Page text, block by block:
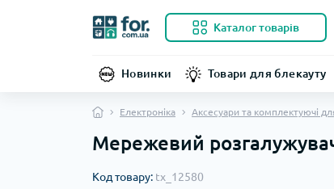
Каталог товарів
Новинки Товари для блекауту
Електроніка Аксесуари та комплектуючі
Мережевий
Код товару: tx_12580